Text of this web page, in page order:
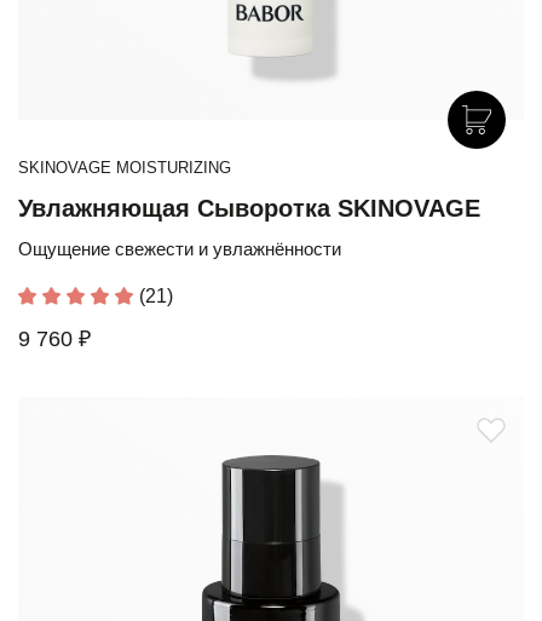
SKINOVAGE MOISTURIZING
Увлажняющая Сыворотка SKINOVAGE
Ощущение свежести и увлажнённости
(21)
9 760 ₽